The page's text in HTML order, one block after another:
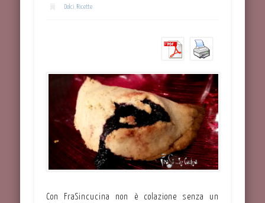
Dolci ,Ricette
Con FraSincucina non è colazione senza un